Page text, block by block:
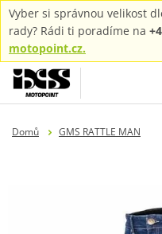
Vyber si správnou velikost
rady? Rádi ti poradíme na
motopoint.cz.
Domů
GMS RATTLE MAN